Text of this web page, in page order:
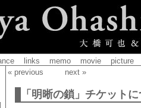
links memo movie
picture
« previous
next »
「明晰の鎖」チケット